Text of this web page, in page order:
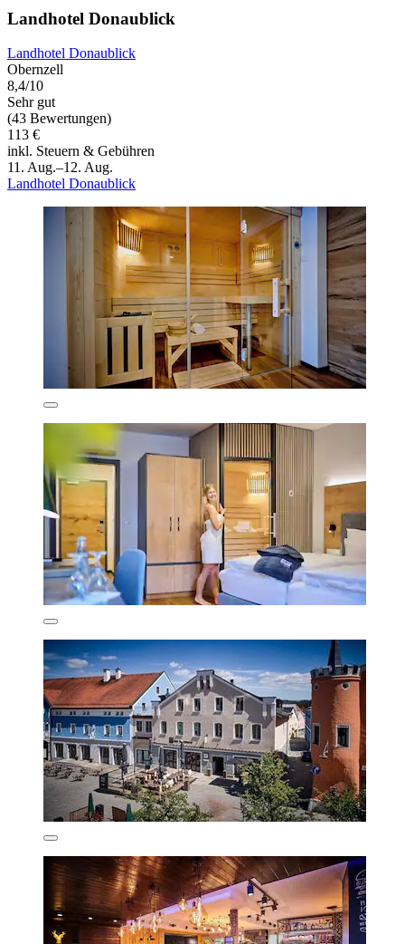
Landhotel Donaublick
Landhotel Donaublick
Obernzell
8,4/10
Sehr gut
(43 Bewertungen)
113 €
inkl. Steuern & Gebühren
11. Aug.–12. Aug.
Landhotel Donaublick